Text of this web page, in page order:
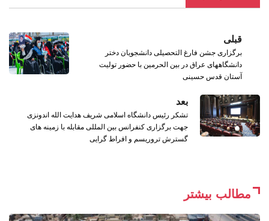
قبلی
برگزاری جشن فارغ التحصیلی دانشجویان دختر
دانشگاههای عراق در بین الحرمین با حضور تولیت
آستان قدس حسینی
بعد
تشکر رئیس دانشگاه اسلامی شریف هدایت الله اندونزی
جهت برگزاری کنفرانس بین المللی مقابله با زمینه‌ های
گسترش تروریسم و افراط گرایی
مطالب بیشتر